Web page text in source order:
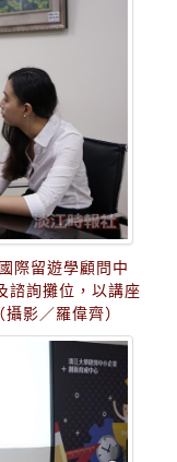
際留遊學顧問中
諮詢攤位，以講座
影／羅偉齊）